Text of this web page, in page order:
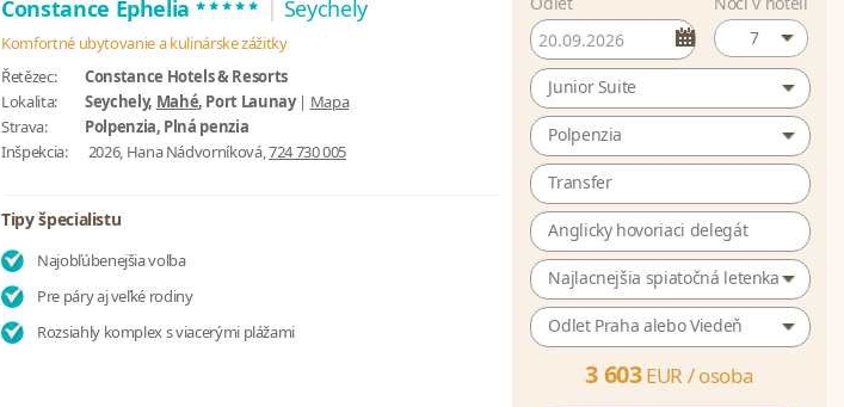
Constance Ephelia ***** | Seychely
Komfortné ubytovanie a kulinárske zážitky
Řetězec:
Constance Hotels & Resorts
Lokalita:
Seychely, Mahé, Port Launay| Mapa
Strava:
Polpenzia, Plná penzia
Inšpekcia:
2026, Hana Nádvorníková,724 730 005
Tipy špecialistu
Najobľúbenejšia voľba
Pre páry aj veľké rodiny
Rozsiahly komplex s viacerými plážami
7
Junior Suite
Polpenzia
Transfer
Anglicky hovoriaci delegát
Najlacnejšia spiatočná letenka
Odlet Praha alebo Viedeň
3 603EUR /osoba